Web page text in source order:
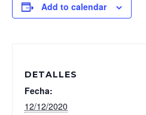
Add to calendar
DETALLES
Fecha:
12/12/2020